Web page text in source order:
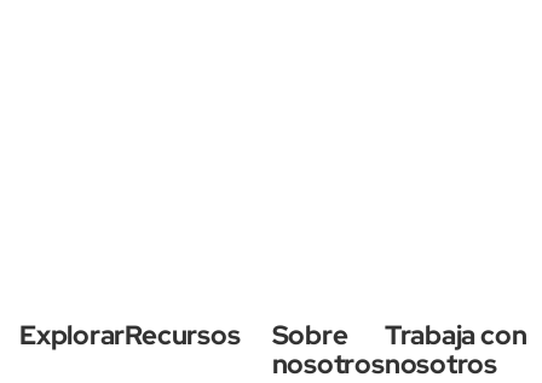
ExplorarRecursos
Sobre
nosotros
Trabaja con
nosotros